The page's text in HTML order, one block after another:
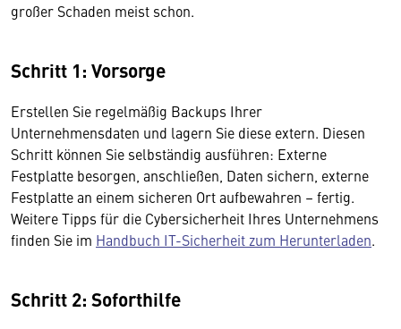
großer Schaden meist schon.
Schritt 1: Vorsorge
Erstellen Sie regelmäßig Backups Ihrer
Unternehmensdaten und lagern Sie diese extern. Diesen
Schritt können Sie selbständig ausführen: Externe
Festplatte besorgen, anschließen, Daten sichern, externe
Festplatte an einem sicheren Ort aufbewahren – fertig.
Weitere Tipps für die Cybersicherheit Ihres Unternehmens
finden Sie im Handbuch IT-Sicherheit zum Herunterladen.
Schritt 2: Soforthilfe